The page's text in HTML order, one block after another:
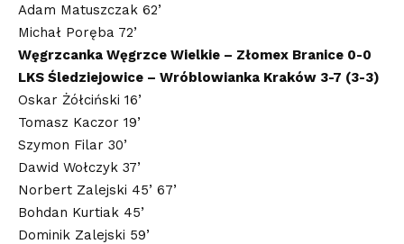
Adam Matuszczak 62’
Michał Poręba 72’
Węgrzcanka Węgrzce Wielkie – Złomex Branice 0-0
LKS Śledziejowice – Wróblowianka Kraków 3-7 (3-3)
Oskar Żółciński 16’
Tomasz Kaczor 19’
Szymon Filar 30’
Dawid Wołczyk 37’
Norbert Zalejski 45’ 67’
Bohdan Kurtiak 45’
Dominik Zalejski 59’